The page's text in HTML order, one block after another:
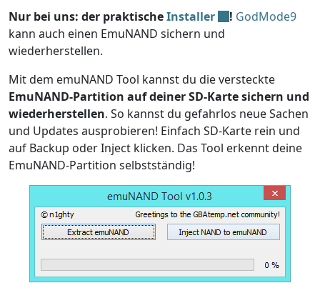
Nur bei uns: der praktischeInstaller ! GodMode9
kann auch einen EmuNAND sichern und
wiederherstellen.
Mit dem emuNAND Tool kannst du die versteckte
EmuNAND-Partition auf deiner SD-Karte sichern und
wiederherstellen. So kannst du gefahrlos neue Sachen
und Updates ausprobieren! Einfach SD-Karte rein und
auf Backup oder Inject klicken. Das Tool erkennt deine
EmuNAND-Partition selbstständig!